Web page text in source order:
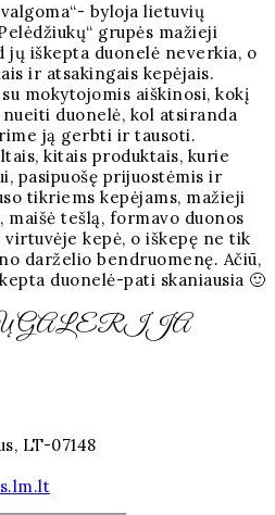
byloja lietuvių
grupės mažieji
iškepta duonelė neverkia, o
ir atsakingais kepėjais.
mokytojomis aiškinosi, kokį
duonelė, kol atsiranda
ją gerbti ir tausoti.
kitais produktais, kurie
pasipuošę prijuostėmis ir
tikriems kepėjams, mažieji
maišė tešlą, formavo duonos
virtuvėje kepė, o iškepę ne tik
darželio bendruomenę. Ačiū,
duonelė-pati skaniausia 🙂
GALERIJA
LT-07148